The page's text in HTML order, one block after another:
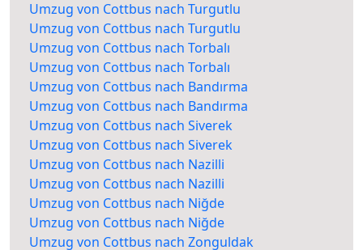
Umzug von Cottbus nach Turgutlu
Umzug von Cottbus nach Turgutlu
Umzug von Cottbus nach Torbalı
Umzug von Cottbus nach Torbalı
Umzug von Cottbus nach Bandırma
Umzug von Cottbus nach Bandırma
Umzug von Cottbus nach Siverek
Umzug von Cottbus nach Siverek
Umzug von Cottbus nach Nazilli
Umzug von Cottbus nach Nazilli
Umzug von Cottbus nach Niğde
Umzug von Cottbus nach Niğde
Umzug von Cottbus nach Zonguldak